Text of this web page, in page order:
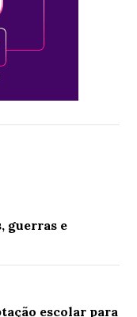
guerras e
escolar para